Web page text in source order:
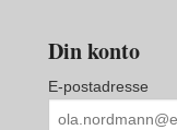
Din konto
E-postadresse